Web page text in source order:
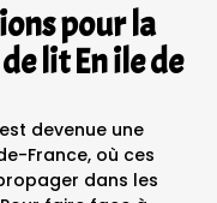
pour la
lit En ile de
devenue une
France, où ces
dans les